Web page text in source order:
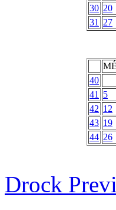
30 20
31
27
MÉ
40
41
5
42 12
43 19
44 26
Drock